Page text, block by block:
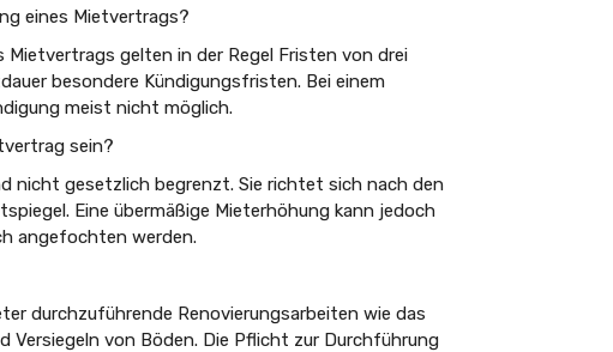
eines Mietvertrags?
Mietvertrags gelten in der Regel Fristen von drei
besondere Kündigungsfristen. Bei einem
meist nicht möglich.
sein?
nicht gesetzlich begrenzt. Sie richtet sich nach den
Eine übermäßige Mieterhöhung kann jedoch
angefochten werden.
durchzuführende Renovierungsarbeiten wie das
Versiegeln von Böden. Die Pflicht zur Durchführung